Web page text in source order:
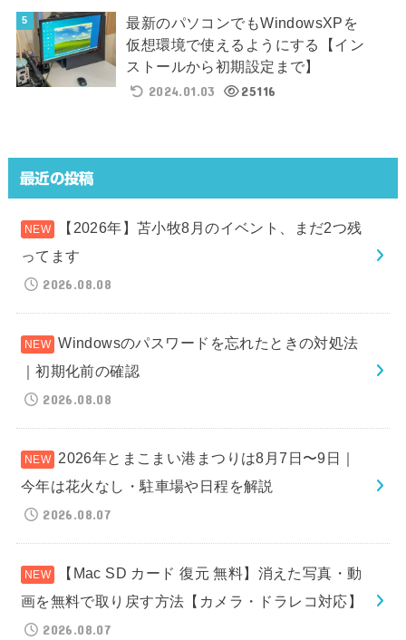
最新のパソコンでもWindowsXPを
仮想環境で使えるようにする【イン
ストールから初期設定まで】
2024.01.03
25116
最近の投稿
【2026年】苫小牧8月のイベント、まだ2つ残
ってます
2026.08.08
Windowsのパスワードを忘れたときの対処法
｜初期化前の確認
2026.08.08
2026年とまこまい港まつりは8月7日〜9日｜
今年は花火なし・駐車場や日程を解説
2026.08.07
【Mac SD カード 復元 無料】消えた写真・動
画を無料で取り戻す方法【カメラ・ドラレコ対応】
2026.08.07